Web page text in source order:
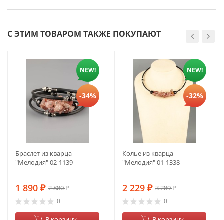
С ЭТИМ ТОВАРОМ ТАКЖЕ ПОКУПАЮТ
NEW!
-34%
Браслет из кварца
"Мелодия" 02-1139
1 890 ₽ 2 880₽
0
NEW!
-32%
Колье из кварца
"Мелодия" 01-1338
2 229 ₽ 3 289₽
0